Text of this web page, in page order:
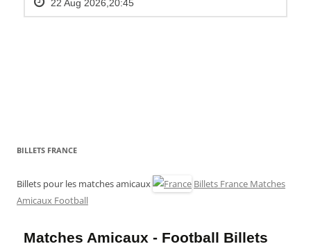
BILLETS FRANCE
Billets pour les matches amicaux
Billets France Matches
Amicaux Football